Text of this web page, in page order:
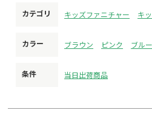
カテゴリ キッズファニチャー キ
カラー ブラウン ピンク ブルー
条件 当日出荷商品